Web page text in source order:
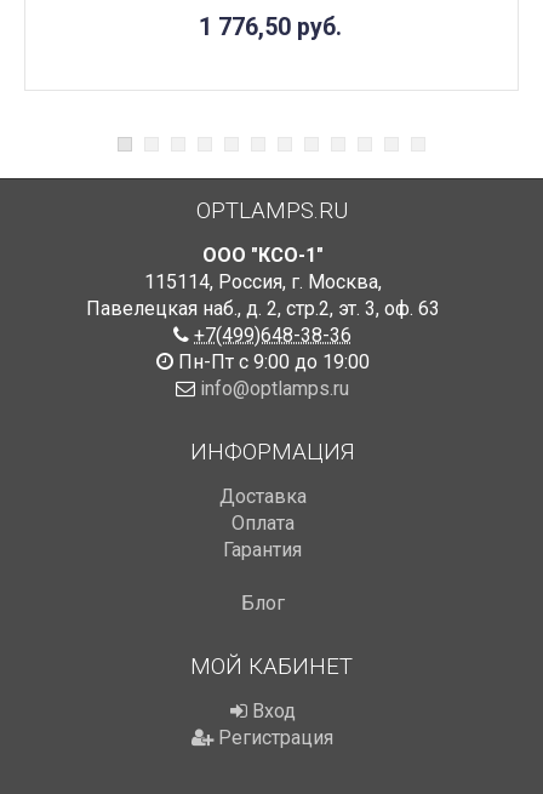
1 776,50 руб.
OPTLAMPS.RU
ООО "КСО-1"
115114, Россия, г. Москва,
Павелецкая наб., д. 2, стр.2, эт. 3, оф. 63
+7(499)648-38-36
Пн-Пт с 9:00 до 19:00
info@optlamps.ru
ИНФОРМАЦИЯ
Доставка
Оплата
Гарантия
Блог
МОЙ КАБИНЕТ
Вход
Регистрация